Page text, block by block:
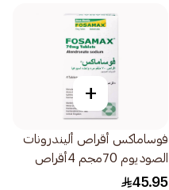
+
فوساماكس أقراص أليندرونات
الصوديوم 70مجم 4أقراص
45.95